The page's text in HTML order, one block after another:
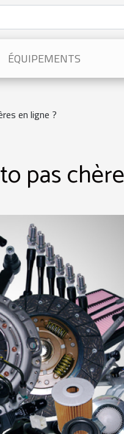
ÉQUIPEMENTS
en ligne ?
pas